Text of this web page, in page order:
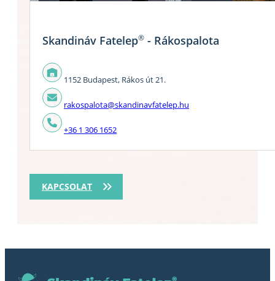
KAPCSOLAT
Skandináv Fatelep® - Rákospalota
1152 Budapest, Rákos út 21.
rakospalota@skandinavfatelep.hu
+36 1 306 1652